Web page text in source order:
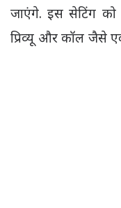
जाएंगे. इस सेटिंग
प्रिव्यू और कॉल जैसे